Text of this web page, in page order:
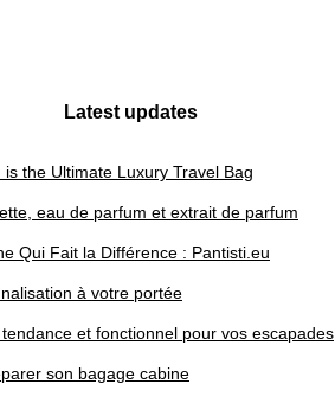
Latest updates
the Ultimate Luxury Travel Bag
eau de parfum et extrait de parfum
Qui Fait la Différence : Pantisti.eu
à votre portée
et fonctionnel pour vos escapades
son bagage cabine